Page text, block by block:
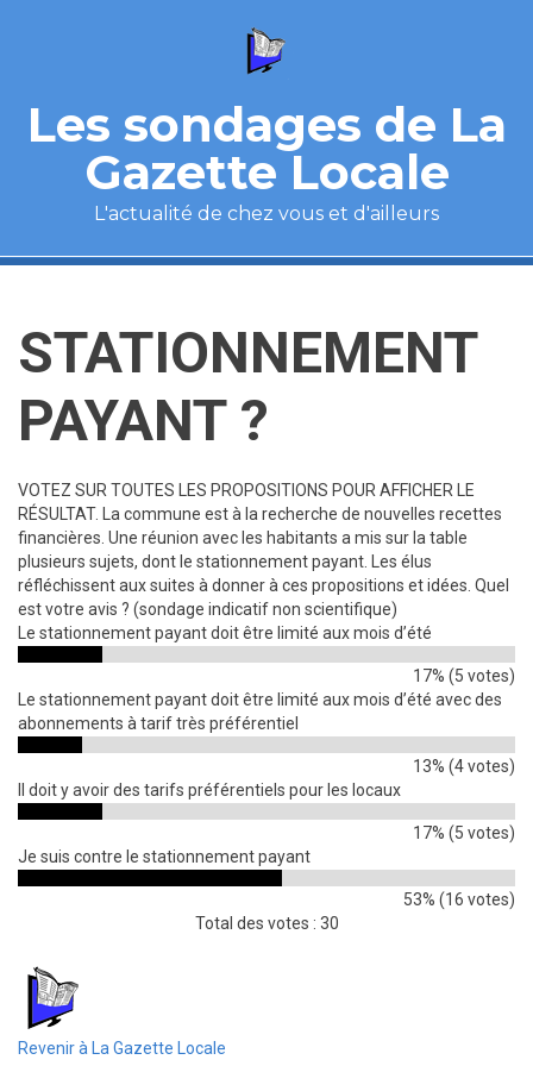
Les sondages de La
Gazette Locale
L'actualité de chez vous et d'ailleurs
STATIONNEMENT
PAYANT ?
VOTEZ SUR TOUTES LES PROPOSITIONS POUR AFFICHER LE
RÉSULTAT. La commune est à la recherche de nouvelles recettes
financières. Une réunion avec les habitants a mis sur la table
plusieurs sujets, dont le stationnement payant. Les élus
réfléchissent aux suites à donner à ces propositions et idées. Quel
est votre avis ? (sondage indicatif non scientifique)
Le stationnement payant doit être limité aux mois d’été
17% (5 votes)
Le stationnement payant doit être limité aux mois d’été avec des
abonnements à tarif très préférentiel
13% (4 votes)
Il doit y avoir des tarifs préférentiels pour les locaux
17% (5 votes)
Je suis contre le stationnement payant
53% (16 votes)
Total des votes : 30
Revenir à La Gazette Locale